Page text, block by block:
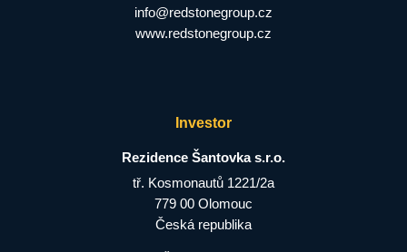
info@redstonegroup.cz
www.redstonegroup.cz
Investor
Rezidence Šantovka s.r.o.
tř. Kosmonautů 1221/2a
779 00 Olomouc
Česká republika